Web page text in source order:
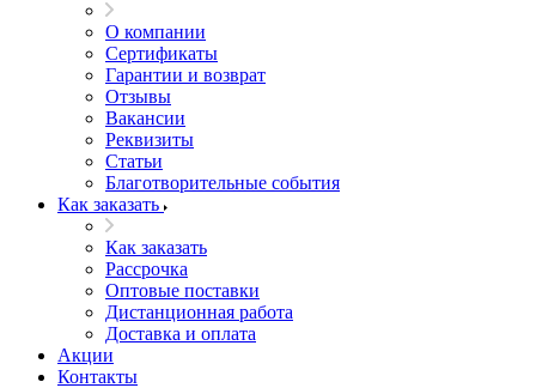
О компании
Сертификаты
Гарантии и возврат
Отзывы
Вакансии
Реквизиты
Статьи
Благотворительные события
Как заказать
Как заказать
Рассрочка
Оптовые поставки
Дистанционная работа
Доставка и оплата
Акции
Контакты